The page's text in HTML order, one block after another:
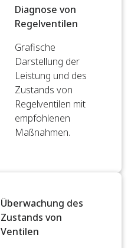
Diagnose von
Regelventilen
Grafische
Darstellung der
Leistung und des
Zustands von
Regelventilen mit
empfohlenen
Maßnahmen.
Überwachung des
Zustands von
Ventilen